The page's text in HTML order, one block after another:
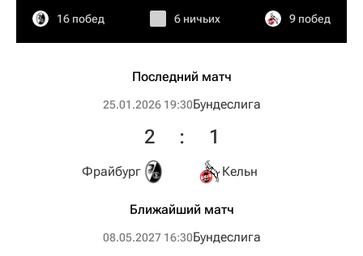
16 побед 6 ничьих 9 побед
Последний матч
25.01.2026 19:30Бундеслига
Фрайбург
2 : 1
Кельн
Ближайший матч
08.05.2027 16:30Бундеслига